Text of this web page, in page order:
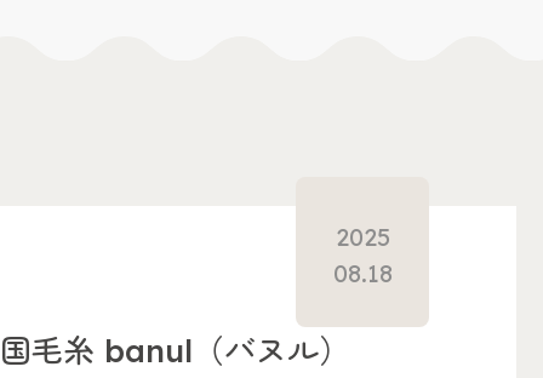
毛糸 banul（バヌル）
2025
08.18